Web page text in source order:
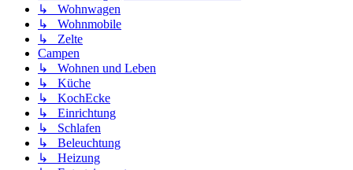
↳ Wohnwagen
↳ Wohnmobile
↳ Zelte
Campen
↳ Wohnen und Leben
↳ Küche
↳ KochEcke
↳ Einrichtung
↳ Schlafen
↳ Beleuchtung
↳ Heizung